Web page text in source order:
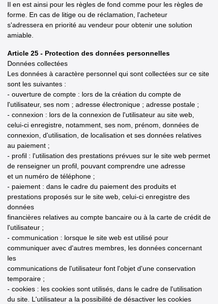
Il en est ainsi pour les règles de fond comme pour les règles de
forme. En cas de litige ou de réclamation, l'acheteur
s'adressera en priorité au vendeur pour obtenir une solution
amiable.
Article 25 - Protection des données personnelles
Données collectées
Les données à caractère personnel qui sont collectées sur ce site
sont les suivantes :
- ouverture de compte : lors de la création du compte de
l'utilisateur, ses nom ; adresse électronique ; adresse postale ;
- connexion : lors de la connexion de l'utilisateur au site web,
celui-ci enregistre, notamment, ses nom, prénom, données de
connexion, d'utilisation, de localisation et ses données relatives
au paiement ;
- profil : l'utilisation des prestations prévues sur le site web permet
de renseigner un profil, pouvant comprendre une adresse
et un numéro de téléphone ;
- paiement : dans le cadre du paiement des produits et
prestations proposés sur le site web, celui-ci enregistre des
données
financières relatives au compte bancaire ou à la carte de crédit de
l'utilisateur ;
- communication : lorsque le site web est utilisé pour
communiquer avec d'autres membres, les données concernant
les
communications de l'utilisateur font l'objet d'une conservation
temporaire ;
- cookies : les cookies sont utilisés, dans le cadre de l'utilisation
du site. L'utilisateur a la possibilité de désactiver les cookies